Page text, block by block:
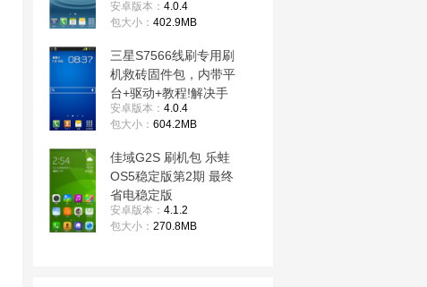
安卓版本： 4.0.4
包大小： 402.9MB
三星S7566线刷专用刷
机救砖固件包，内带平
台+驱动+教程!解决手
机黑屏/黑砖/定屏等已
测
安卓版本： 4.0.4
包大小： 604.2MB
佳域G2S 刷机包 乐蛙
OS5稳定版第2期 最终
省电稳定版
安卓版本： 4.1.2
包大小： 270.8MB